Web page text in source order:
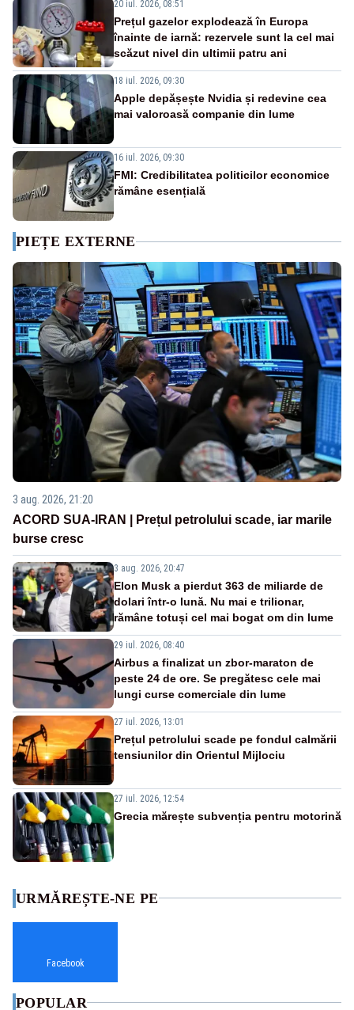
20 iul. 2026, 08:51
Prețul gazelor explodează în Europa
înainte de iarnă: rezervele sunt la cel mai
scăzut nivel din ultimii patru ani
18 iul. 2026, 09:30
Apple depășește Nvidia și redevine cea
mai valoroasă companie din lume
16 iul. 2026, 09:30
FMI: Credibilitatea politicilor economice
rămâne esențială
PIEȚE EXTERNE
3 aug. 2026, 21:20
ACORD SUA-IRAN | Prețul petrolului scade, iar marile
burse cresc
3 aug. 2026, 20:47
Elon Musk a pierdut 363 de miliarde de
dolari într-o lună. Nu mai e trilionar,
rămâne totuși cel mai bogat om din lume
29 iul. 2026, 08:40
Airbus a finalizat un zbor-maraton de
peste 24 de ore. Se pregătesc cele mai
lungi curse comerciale din lume
27 iul. 2026, 13:01
Prețul petrolului scade pe fondul calmării
tensiunilor din Orientul Mijlociu
27 iul. 2026, 12:54
Grecia mărește subvenția pentru motorină
URMĂREȘTE-NE PE
Facebook
POPULAR